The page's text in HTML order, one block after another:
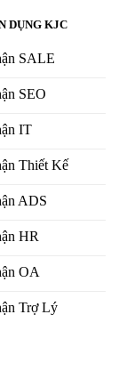
DỤNG KJC
SALE
SEO
IT
Thiết Kế
ADS
HR
OA
Trợ Lý